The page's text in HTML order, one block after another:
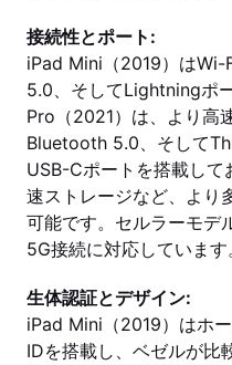
接続性とポート:
iPad Mini（2019）は
5.0、そしてLightningポ
Pro（2021）は、より高
Bluetooth 5.0、そして
USB-Cポートを搭載して
速ストレージなど、より
可能です。セルラーモデ
5G接続に対応しています
生体認証とデザイン:
iPad Mini（2019）はホ
IDを搭載し、ベゼルが比